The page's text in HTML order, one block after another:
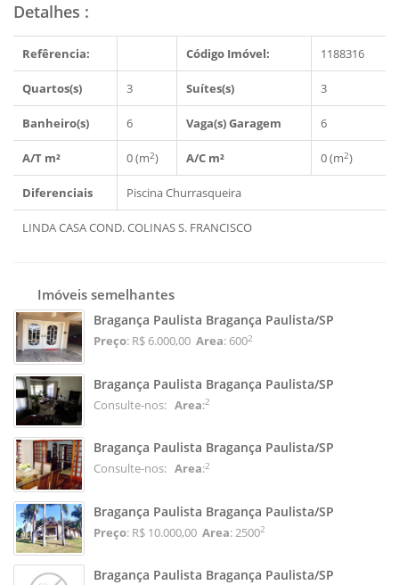
Detalhes :
Refêrencia: Código Imóvel: 1188316
Quartos(s) 3 Suítes(s) 3
Banheiro(s) 6 Vaga(s) Garagem 6
A/T m² 0 (m2) A/C m² 0 (m2)
Diferenciais PiscinaChurrasqueira
LINDA CASA COND. COLINAS S. FRANCISCO
Imóveis semelhantes
Bragança Paulista Bragança Paulista/SP
Preço: R$ 6.000,00 Area: 6002
Bragança Paulista Bragança Paulista/SP
Consulte-nos: Area:2
Bragança Paulista Bragança Paulista/SP
Consulte-nos: Area:2
Bragança Paulista Bragança Paulista/SP
Preço: R$ 10.000,00 Area: 25002
Bragança Paulista Bragança Paulista/SP